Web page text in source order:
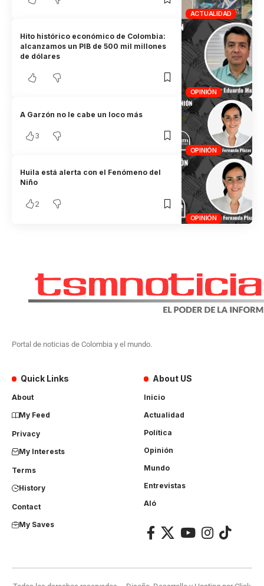
ACTUALIDAD
OPINIÓN
Hito histórico económico de Colombia:
alcanzamos un PIB de 500 mil millones
de dólares
OPINIÓN
A Garzón no le cabe un loco más
3
OPINIÓN
Huila está alerta con el Fenómeno del
Niño
2
Portal de noticias de Colombia y el mundo.
Quick Links
About
My Feed
Privacy
My Interests
Terms
History
Contact
My Saves
About US
Inicio
Actualidad
Política
Opinión
Mundo
Entrevistas
Aló